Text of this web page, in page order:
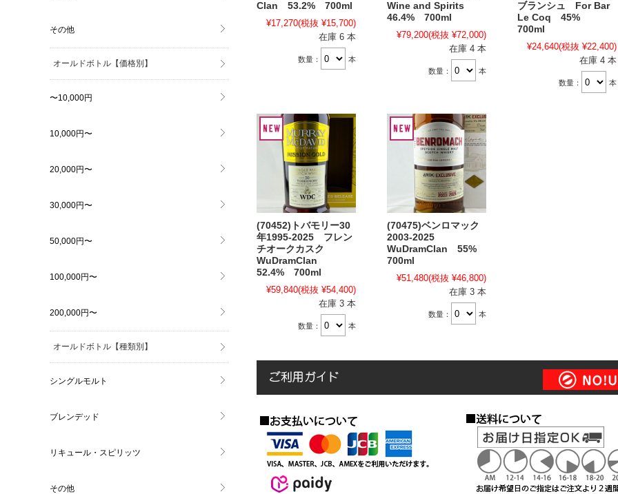
Clan 53.2% 700ml
¥17,270(税抜 ¥15,700)
在庫 6 本
数量： 本
Wine and Spirits
46.4% 700ml
¥79,200(税抜 ¥72,000)
在庫 4 本
数量： 本
ブランシュ For Bar
Le Coq 45%
700ml
¥24,640(税抜 ¥22,400)
在庫 4 本
数量： 本
(70452)トバモリー30
年1995-2025 フレン
チオークカスク
WuDramClan
52.4% 700ml
¥59,840(税抜 ¥54,400)
在庫 3 本
数量： 本
(70475)ベンロマック
2003-2025
WuDramClan 55%
700ml
¥51,480(税抜 ¥46,800)
在庫 3 本
数量： 本
その他
オールドボトル【価格別】
〜10,000円
10,000円〜
20,000円〜
30,000円〜
50,000円〜
100,000円〜
200,000円〜
オールドボトル【種類別】
シングルモルト
ブレンデッド
リキュール・スピリッツ
その他